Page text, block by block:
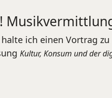
ich einen Vortrag
Kultur, Konsum und der